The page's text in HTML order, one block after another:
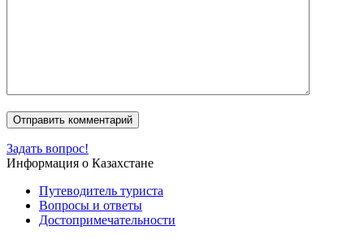
Задать вопрос!
Информация о Казахстане
Путеводитель туриста
Вопросы и ответы
Достопримечательности